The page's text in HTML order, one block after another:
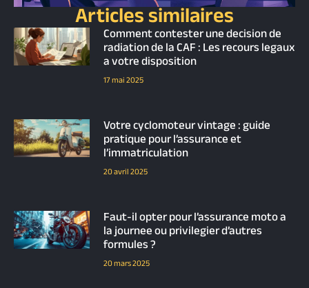
Articles similaires
Comment contester une decision de
radiation de la CAF : Les recours legaux
a votre disposition
17 mai 2025
Votre cyclomoteur vintage : guide
pratique pour l’assurance et
l’immatriculation
20 avril 2025
Faut-il opter pour l’assurance moto a
la journee ou privilegier d’autres
formules ?
20 mars 2025